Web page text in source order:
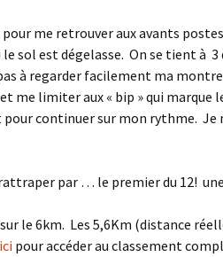
me retrouver aux avants
le sol est dégelasse. On se tient à
à regarder facilement ma
me limiter aux « bip » qui marque
pour continuer sur mon rythme. Je
par … le premier du 12!
le 6km. Les 5,6Km (distance
pour accéder au classement